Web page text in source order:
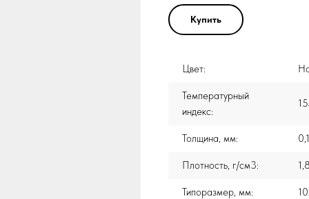
Купить
Цвет:
Температурный
индекс:
Толщина, мм:
Плотность, г/см3:
Типоразмер, мм: